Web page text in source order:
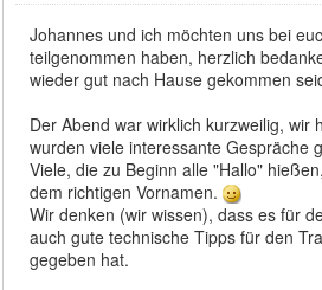
Johannes und ich möchten uns bei
teilgenommen haben, herzlich
wieder gut nach Hause gekommen
Der Abend war wirklich kurzweilig, wir
wurden viele interessante Gespräche
Viele, die zu Beginn alle "Hallo"
dem richtigen Vornamen.
Wir denken (wir wissen), dass es für
auch gute technische Tipps für den
gegeben hat.